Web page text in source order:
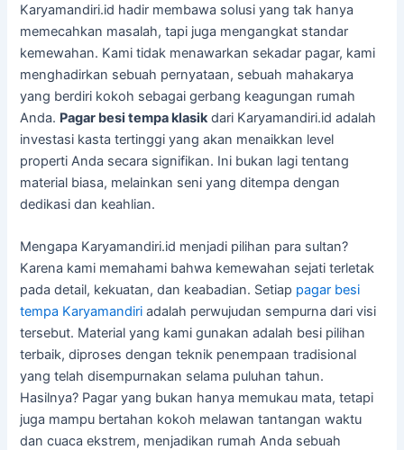
Karyamandiri.id hadir membawa solusi yang tak hanya
memecahkan masalah, tapi juga mengangkat standar
kemewahan. Kami tidak menawarkan sekadar pagar, kami
menghadirkan sebuah pernyataan, sebuah mahakarya
yang berdiri kokoh sebagai gerbang keagungan rumah
Anda. Pagar besi tempa klasik dari Karyamandiri.id adalah
investasi kasta tertinggi yang akan menaikkan level
properti Anda secara signifikan. Ini bukan lagi tentang
material biasa, melainkan seni yang ditempa dengan
dedikasi dan keahlian.
Mengapa Karyamandiri.id menjadi pilihan para sultan?
Karena kami memahami bahwa kemewahan sejati terletak
pada detail, kekuatan, dan keabadian. Setiap pagar besi
tempa Karyamandiri adalah perwujudan sempurna dari visi
tersebut. Material yang kami gunakan adalah besi pilihan
terbaik, diproses dengan teknik penempaan tradisional
yang telah disempurnakan selama puluhan tahun.
Hasilnya? Pagar yang bukan hanya memukau mata, tetapi
juga mampu bertahan kokoh melawan tantangan waktu
dan cuaca ekstrem, menjadikan rumah Anda sebuah